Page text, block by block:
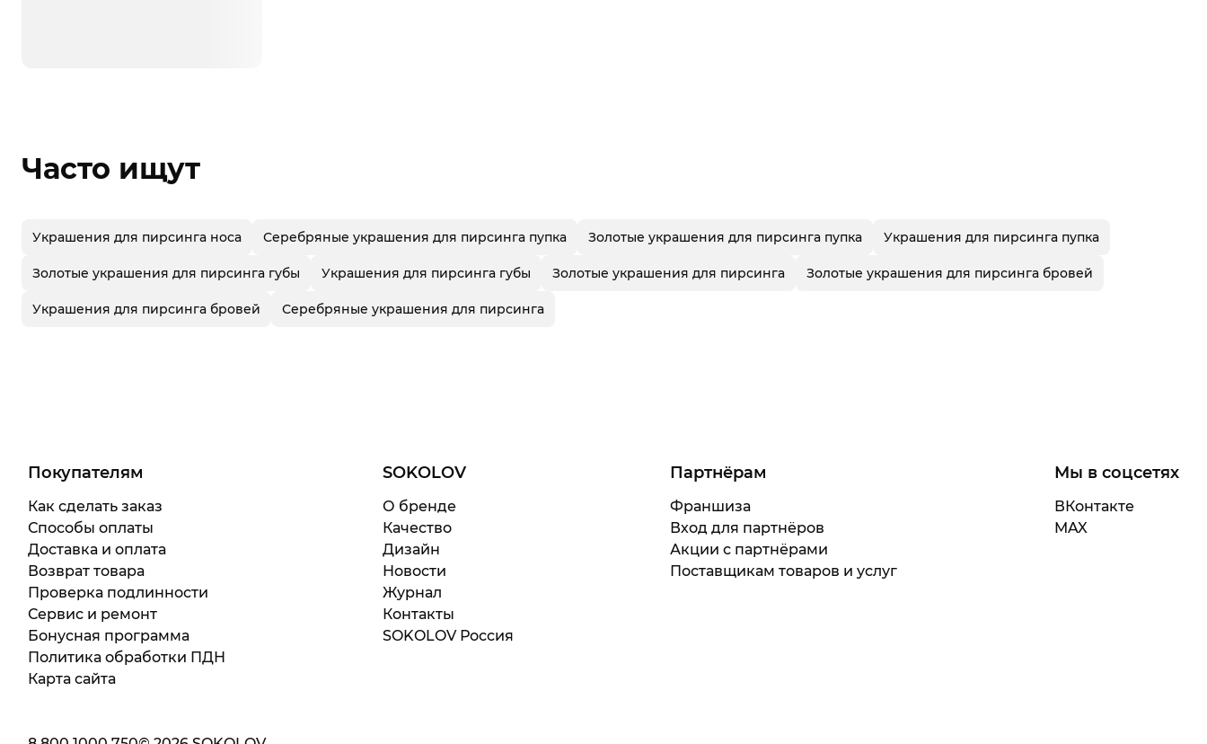
Часто ищут
Украшения для пирсинга носа Серебряные украшения для пирсинга пупка Золотые украшения для пирсинга пупка Украшения для пирсинга пупка
Золотые украшения для пирсинга губы Украшения для пирсинга губы Золотые украшения для пирсинга Золотые украшения для пирсинга бровей
Украшения для пирсинга бровей Серебряные украшения для пирсинга
Покупателям
Как сделать заказ
Способы оплаты
Доставка и оплата
Возврат товара
Проверка подлинности
Сервис и ремонт
Бонусная программа
Политика обработки ПДН
Карта сайта
SOKOLOV
О бренде
Качество
Дизайн
Новости
Журнал
Контакты
SOKOLOV Россия
Партнёрам
Франшиза
Вход для партнёров
Акции с партнёрами
Поставщикам товаров и услуг
Мы в соцсетях
ВКонтакте
MAX